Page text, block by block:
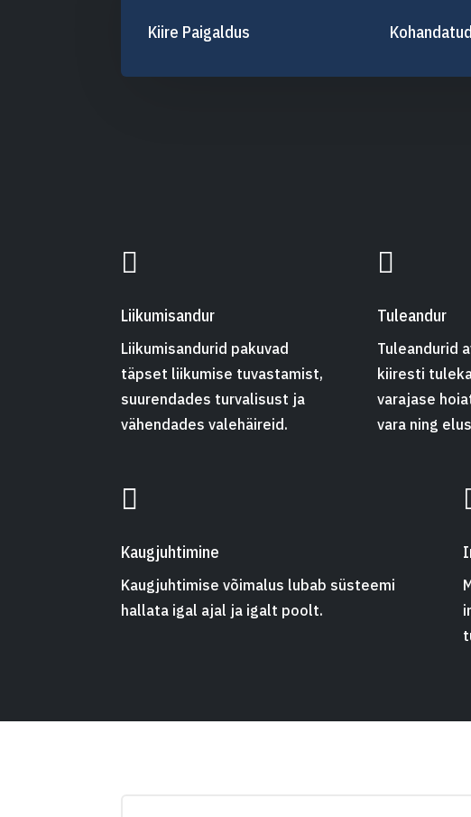
Kiire Paigaldus

Liikumisandur
Liikumisandurid pakuvad
täpset liikumise tuvastamist,
suurendades turvalisust ja
vähendades valehäireid.

Tuleandur
Tuleandurid
kiiresti
varajase
vara ning

Kaugjuhtimine
Kaugjuhtimise võimalus lubab süsteemi
hallata igal ajal ja igalt poolt.